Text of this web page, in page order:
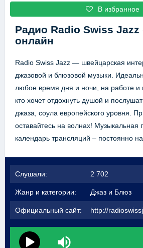
В избранное
Радио Radio Swiss Jazz
онлайн
Radio Swiss Jazz — швейцарская
джазовой и блюзовой музыки.
любое время дня и ночи, на работе и
кто хочет отдохнуть душой и
джаза, соула европейского уровня.
оставайтесь на волнах! Музыкальная
календарь трансляций – постоянно
Слушали: 2 702
Жанр и категории: Джаз и Блюз
Официальный сайт: http://